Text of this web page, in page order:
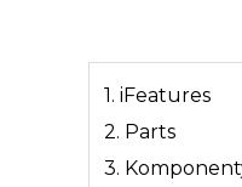
1. iFeatures
2. Parts
3.